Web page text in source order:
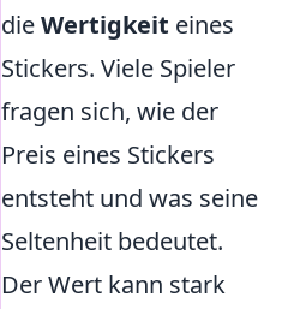
dieWertigkeit eines
Stickers. Viele Spieler
fragen sich, wie der
Preis eines Stickers
entsteht und was seine
Seltenheit bedeutet.
Der Wert kann stark